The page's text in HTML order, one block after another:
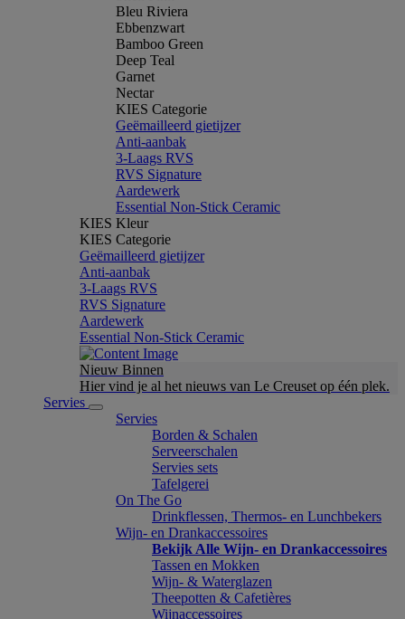
Bleu Riviera
Ebbenzwart
Bamboo Green
Deep Teal
Garnet
Nectar
KIES Categorie
Geëmailleerd gietijzer
Anti-aanbak
3-Laags RVS
RVS Signature
Aardewerk
Essential Non-Stick Ceramic
KIES Kleur
KIES Categorie
Geëmailleerd gietijzer
Anti-aanbak
3-Laags RVS
RVS Signature
Aardewerk
Essential Non-Stick Ceramic
Nieuw Binnen
Hier vind je al het nieuws van Le Creuset op één plek.
Servies
Servies
Borden & Schalen
Serveerschalen
Servies sets
Tafelgerei
On The Go
Drinkflessen, Thermos- en Lunchbekers
Wijn- en Drankaccessoires
Bekijk Alle Wijn- en Drankaccessoires
Tassen en Mokken
Wijn- & Waterglazen
Theepotten & Cafetières
Wijnaccessoires